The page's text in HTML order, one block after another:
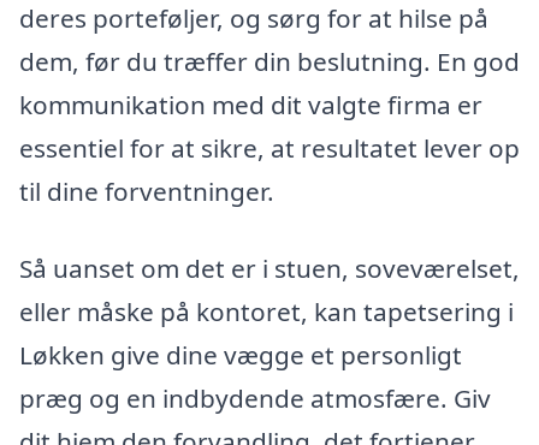
deres porteføljer, og sørg for at hilse på
dem, før du træffer din beslutning. En god
kommunikation med dit valgte firma er
essentiel for at sikre, at resultatet lever op
til dine forventninger.
Så uanset om det er i stuen, soveværelset,
eller måske på kontoret, kan tapetsering i
Løkken give dine vægge et personligt
præg og en indbydende atmosfære. Giv